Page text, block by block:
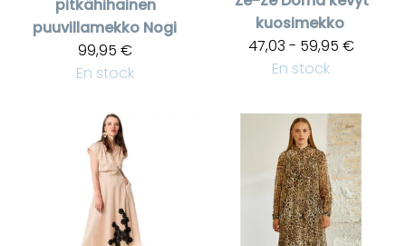
pitkähihainen
puuvillamekko Nogi
99,95 €
En stock
kuosimekko
47,03 - 59,95 €
En stock